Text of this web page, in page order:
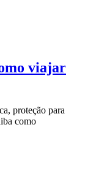
viajar
proteção para
como